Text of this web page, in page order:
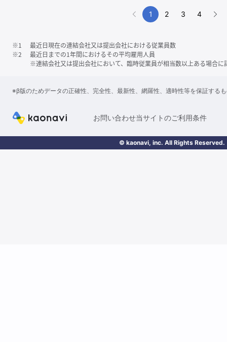
1 2 3 4
※1
最近日現在の連結会社又は提出会社における従業員数
※2
最近日までの1年間におけるその平均雇用人員
※連結会社又は提出会社において、臨時従業員が相当数以上ある場合に
※β版のためデータの正確性、完全性、最新性、網羅性、適時性等を保証する
お問い合わせ当サイトのご利用条件
© kaonavi, inc. All Rights Reserved.